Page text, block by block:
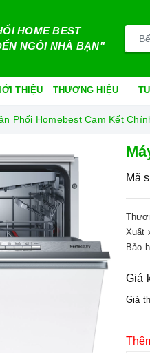
HOME BEST
NGÔI NHÀ BẠN"
THIỆU THƯƠNG HIỆU
Phối Homebest Cam Kết
Mã
Xuất
Bảo
Giá
Giá